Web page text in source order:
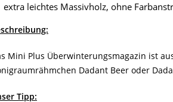
extra leichtes Massivholz, ohne
Mini Plus Überwinterungsmagazin ist
Dadant Beer oder
Tipp: